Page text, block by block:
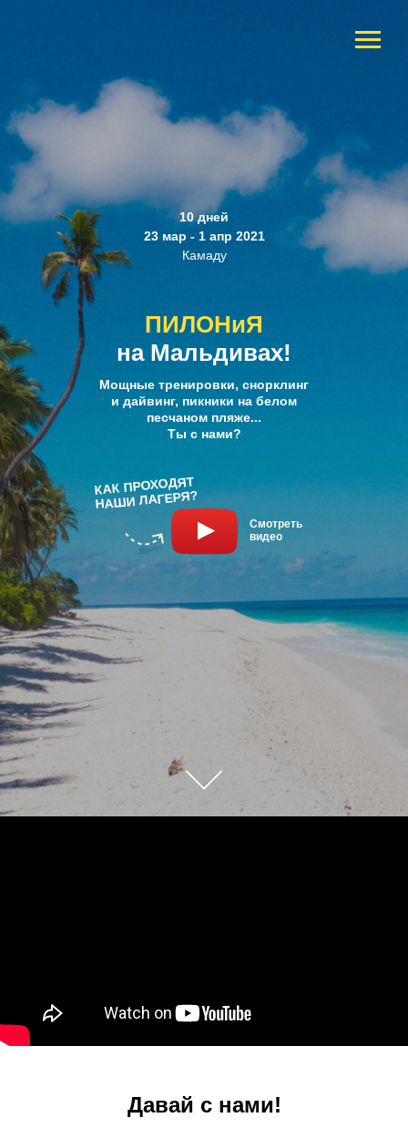
10 дней
23 мар - 1 апр 2021
Камаду
КАК ПРОХОДЯТ
НАШИ ЛАГЕРЯ?
ПИЛОНиЯ
на Мальдивах!
Мощные тренировки, снорклинг
и дайвинг, пикники на белом
песчаном пляже...
Ты с нами?
Смотреть
видео
Давай с нами!